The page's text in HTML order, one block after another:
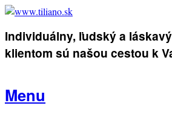
Skip to main content
www.tiliano.sk
Individuálny, ľudský a
klientom sú našou cestou k
Menu